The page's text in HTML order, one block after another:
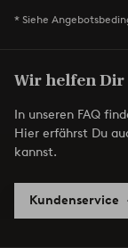
* Siehe
Wir helfen Dir
In unseren FAQ
Hier erfährst Du
kannst.
Kundenservice